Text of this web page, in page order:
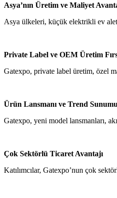
Asya’nın Üretim ve Maliyet
Asya ülkeleri, küçük elektrikli ev
Private Label ve OEM Üretim
Gatexpo, private label üretim, özel
Ürün Lansmanı ve Trend Sunumu
Gatexpo, yeni model lansmanları,
Çok Sektörlü Ticaret Avantajı
Katılımcılar, Gatexpo’nun çok